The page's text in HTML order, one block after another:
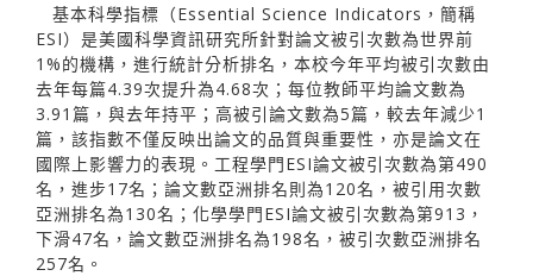
基本科學指標（Essential Science Indicators，簡稱
ESI）是美國科學資訊研究所針對論文被引次數為世界前
1%的機構，進行統計分析排名，本校今年平均被引次數由
去年每篇4.39次提升為4.68次；每位教師平均論文數為
3.91篇，與去年持平；高被引論文數為5篇，較去年減少1
篇，該指數不僅反映出論文的品質與重要性，亦是論文在
國際上影響力的表現。工程學門ESI論文被引次數為第490
名，進步17名；論文數亞洲排名則為120名，被引用次數
亞洲排名為130名；化學學門ESI論文被引次數為第913，
下滑47名，論文數亞洲排名為198名，被引次數亞洲排名
257名。